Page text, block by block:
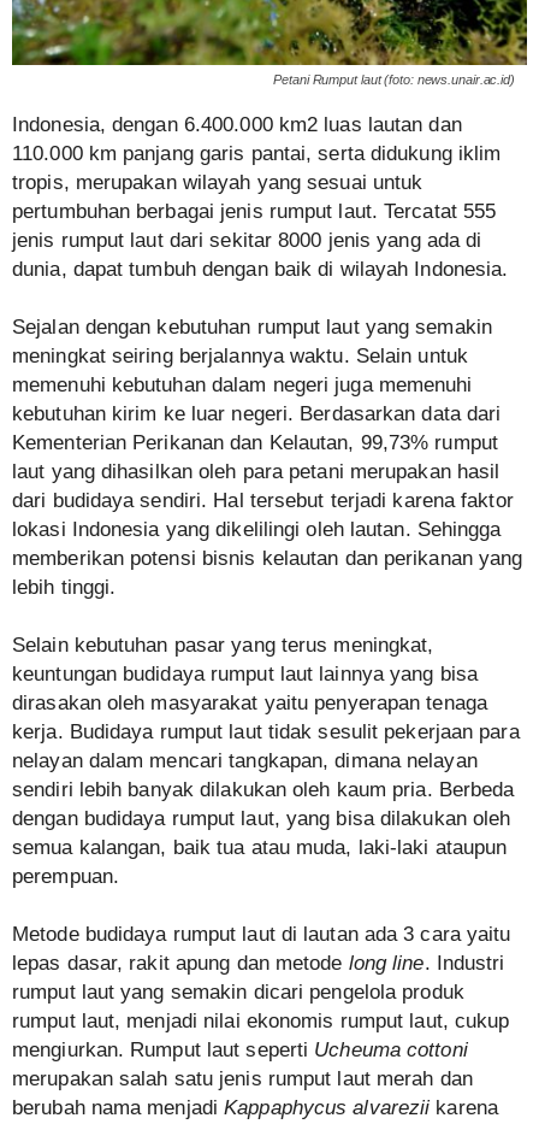
Petani Rumput laut (foto: news.unair.ac.id)
Indonesia, dengan 6.400.000 km2 luas lautan dan
110.000 km panjang garis pantai, serta didukung iklim
tropis, merupakan wilayah yang sesuai untuk
pertumbuhan berbagai jenis rumput laut. Tercatat 555
jenis rumput laut dari sekitar 8000 jenis yang ada di
dunia, dapat tumbuh dengan baik di wilayah Indonesia.
Sejalan dengan kebutuhan rumput laut yang semakin
meningkat seiring berjalannya waktu. Selain untuk
memenuhi kebutuhan dalam negeri juga memenuhi
kebutuhan kirim ke luar negeri. Berdasarkan data dari
Kementerian Perikanan dan Kelautan, 99,73% rumput
laut yang dihasilkan oleh para petani merupakan hasil
dari budidaya sendiri. Hal tersebut terjadi karena faktor
lokasi Indonesia yang dikelilingi oleh lautan. Sehingga
memberikan potensi bisnis kelautan dan perikanan yang
lebih tinggi.
Selain kebutuhan pasar yang terus meningkat,
keuntungan budidaya rumput laut lainnya yang bisa
dirasakan oleh masyarakat yaitu penyerapan tenaga
kerja. Budidaya rumput laut tidak sesulit pekerjaan para
nelayan dalam mencari tangkapan, dimana nelayan
sendiri lebih banyak dilakukan oleh kaum pria. Berbeda
dengan budidaya rumput laut, yang bisa dilakukan oleh
semua kalangan, baik tua atau muda, laki-laki ataupun
perempuan.
Metode budidaya rumput laut di lautan ada 3 cara yaitu
lepas dasar, rakit apung dan metode long line. Industri
rumput laut yang semakin dicari pengelola produk
rumput laut, menjadi nilai ekonomis rumput laut, cukup
mengiurkan. Rumput laut seperti Ucheuma cottoni
merupakan salah satu jenis rumput laut merah dan
berubah nama menjadiKappaphycus alvarezii karena